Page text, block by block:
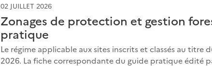
02 JUILLET 2026
Zonages de protection et gestion
pratique
Le régime applicable aux sites inscrits et classés au
2026. La fiche correspondante du guide pratique édité